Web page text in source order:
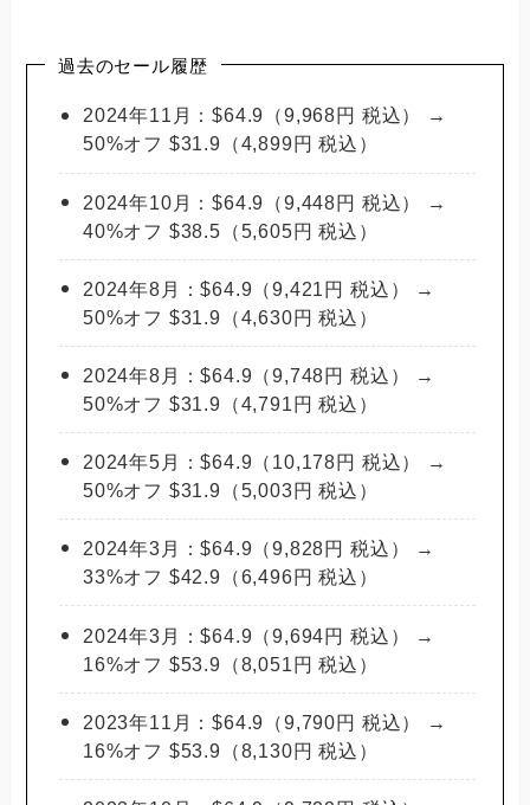
過去のセール履歴
2024年11月：$64.9（9,968円 税込） →
50%オフ $31.9（4,899円 税込）
2024年10月：$64.9（9,448円 税込） →
40%オフ $38.5（5,605円 税込）
2024年8月：$64.9（9,421円 税込） →
50%オフ $31.9（4,630円 税込）
2024年8月：$64.9（9,748円 税込） →
50%オフ $31.9（4,791円 税込）
2024年5月：$64.9（10,178円 税込） →
50%オフ $31.9（5,003円 税込）
2024年3月：$64.9（9,828円 税込） →
33%オフ $42.9（6,496円 税込）
2024年3月：$64.9（9,694円 税込） →
16%オフ $53.9（8,051円 税込）
2023年11月：$64.9（9,790円 税込） →
16%オフ $53.9（8,130円 税込）